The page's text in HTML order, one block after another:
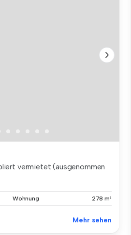
vermietet (ausgenommen
Wohnung 278 m²
Mehr sehen